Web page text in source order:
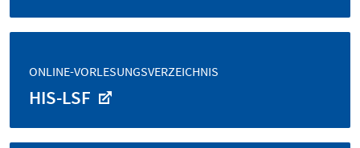
ONLINE-VORLESUNGSVERZEICHNIS
HIS-LSF